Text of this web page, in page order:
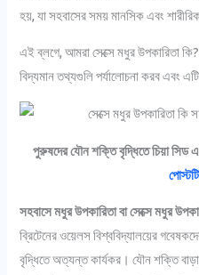
হয়, যা সহবাসের সময় মানসিক এবং
এই ব্লগে, আমরা সেক্সে মধুর উপকারিতা
বিদ্যমান তথ্যগুলি পর্যালোচনা করব এবং
পুরুষদের যৌন শক্তি বৃদ্ধিতে চিয়া সিড
সহবাসে মধুর উপকারিতা বা সেক্সে মধুর
ব্রিটেনের ওয়েলস বিশ্ববিদ্যালয়ের
বৃদ্ধিতে অত্যন্ত কার্যকর। যৌন শক্তি